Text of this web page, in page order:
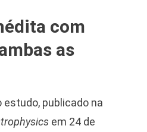
com
as
estudo, publicado na
em 24 de